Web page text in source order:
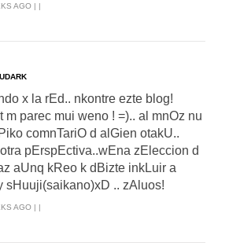
AGO | |
x la rEd.. nkontre ezte blog!
m parec mui weno ! =).. al mnOz nu
comnTariO d alGien otakU..
pErspEctiva..wEna zEleccion d
aUnq kReo k dBizte inkLuir a
sHuuji(saikano)xD .. zAluos!
AGO | |